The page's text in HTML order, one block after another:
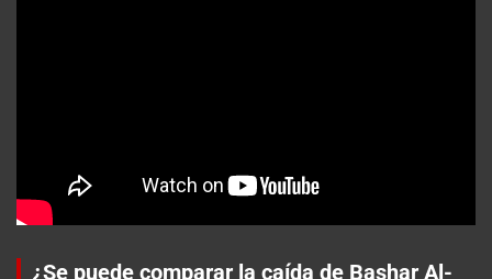
¿Se puede comparar la caída de Bashar Al-